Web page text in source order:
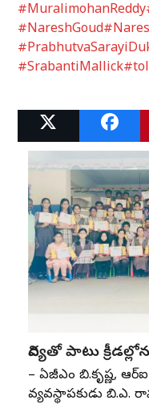
#MuralimohanReddy
#NareshGoud
#SrabantiMallick
Related Posts
విద్యతో పాటు
– ఏజీఎం బి.కృష్ణ,
వ్యవస్థాపకుడు